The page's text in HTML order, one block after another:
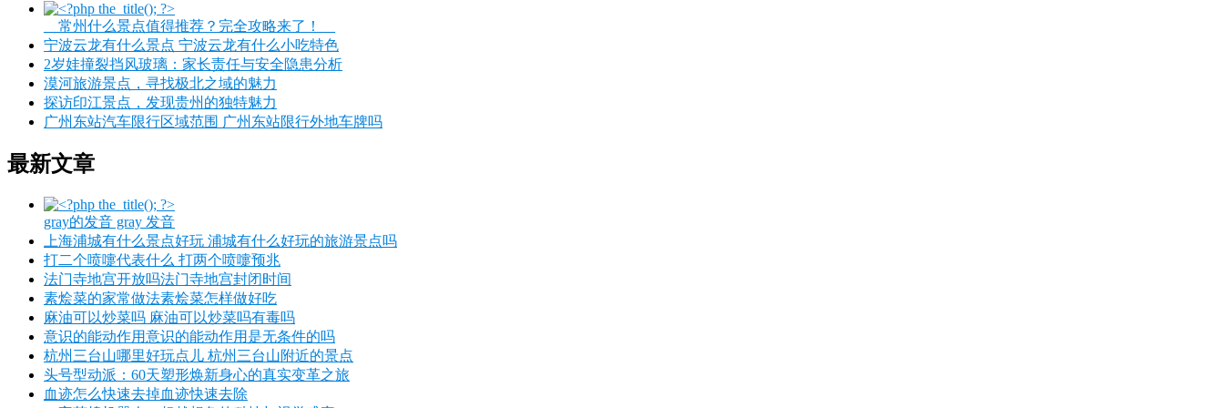
__常州什么景点值得推荐？完全攻略来了！__
宁波云龙有什么景点 宁波云龙有什么小吃特色
2岁娃撞裂挡风玻璃：家长责任与安全隐患分析
漠河旅游景点，寻找极北之域的魅力
探访印江景点，发现贵州的独特魅力
广州东站汽车限行区域范围 广州东站限行外地车牌吗
最新文章
gray的发音 gray 发音
上海浦城有什么景点好玩 浦城有什么好玩的旅游景点吗
打二个喷嚏代表什么 打两个喷嚏预兆
法门寺地宫开放吗法门寺地宫封闭时间
素烩菜的家常做法素烩菜怎样做好吃
麻油可以炒菜吗 麻油可以炒菜吗有毒吗
意识的能动作用意识的能动作用是无条件的吗
杭州三台山哪里好玩点儿 杭州三台山附近的景点
头号型动派：60天塑形焕新身心的真实变革之旅
血迹怎么快速去掉血迹快速去除